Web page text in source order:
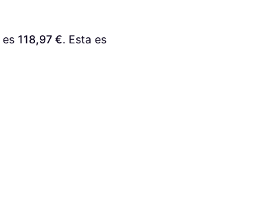
es 118,97 €. Esta es